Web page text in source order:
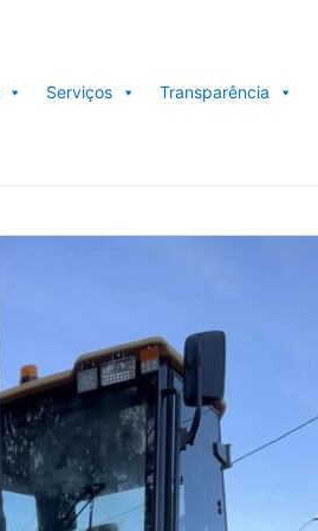
Serviços Transparência